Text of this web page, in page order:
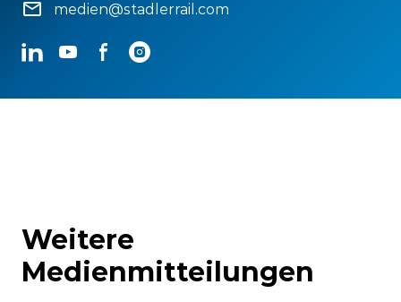
medien@stadlerrail.com
LinkedInYouTubeFacebookInstagram
Weitere
Medienmitteilungen